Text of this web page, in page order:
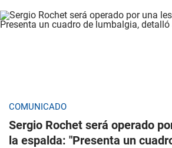
COMUNICADO
Sergio Rochet será operado
la espalda: "Presenta un